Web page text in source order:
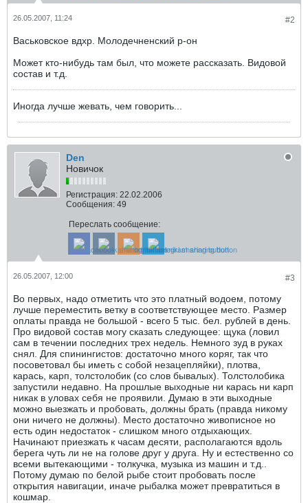
#2
26.05.2007, 11:24
Васьковское вдхр. Молодечненский р-он
Может кто-нибудь там был, что можете рассказать. Видовой
состав и т.д.
Иногда лучше жевать, чем говорить...
Den
Новичок
Регистрация: 22.02.2006
Сообщения: 49
Переслать сообщение:
#3
26.05.2007, 12:00
Во первых, надо отметить что это платный водоем, потому
лучше переместить ветку в соответствующее место. Размер
оплаты правда не большой - всего 5 тыс. бел. рублей в день.
Про видовой состав могу сказать следующее: щука (ловил
сам в течении последних трех недель. Немного зуд в руках
снял. Для спинингистов: достаточно много коряг, так что
посоветовал бы иметь с собой незацепляйки), плотва,
карась, карп, толстолобик (со слов бывалых). Толстолобика
запустили недавно. На прошлые выходные ни карась ни карп
никак в уловах себя не проявили. Думаю в эти выходные
можно выезжать и пробовать, должны брать (правда никому
они ничего не должны). Место достаточно живописное но
есть один недостаток - слишком много отдыхающих.
Начинают приезжать к часам десяти, располагаются вдоль
берега чуть ли не на голове друг у друга. Ну и естественно со
всеми вытекающими - толкучка, музыка из машин и т.д..
Потому думаю по белой рыбе стоит пробовать после
открытия навигации, иначе рыбалка может превратиться в
кошмар.